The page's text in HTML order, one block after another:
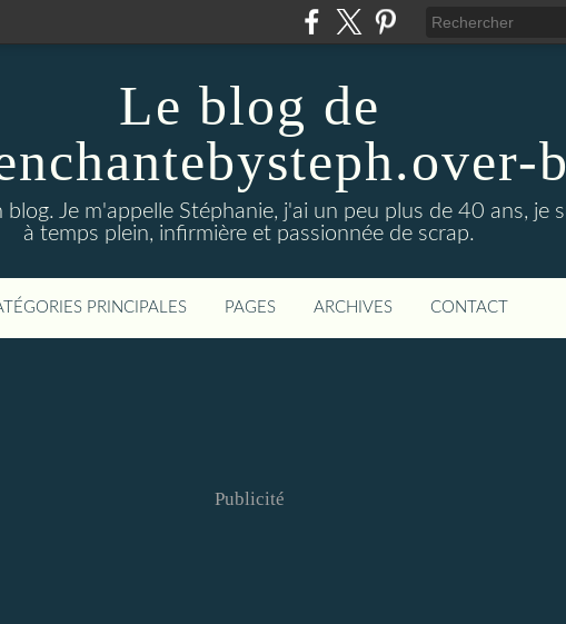
Le blog de
Je m'appelle Stéphanie, j'ai un peu plus de 40 ans, je
à temps plein, infirmière et passionnée de scrap.
PRINCIPALES PAGES ARCHIVES CONTACT
Publicité